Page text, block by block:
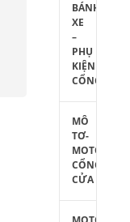
BÁNH
XE
–
PHỤ
KIỆN
CỔNG
MÔ
TƠ-
MOTOR
CỔNG
CỬA